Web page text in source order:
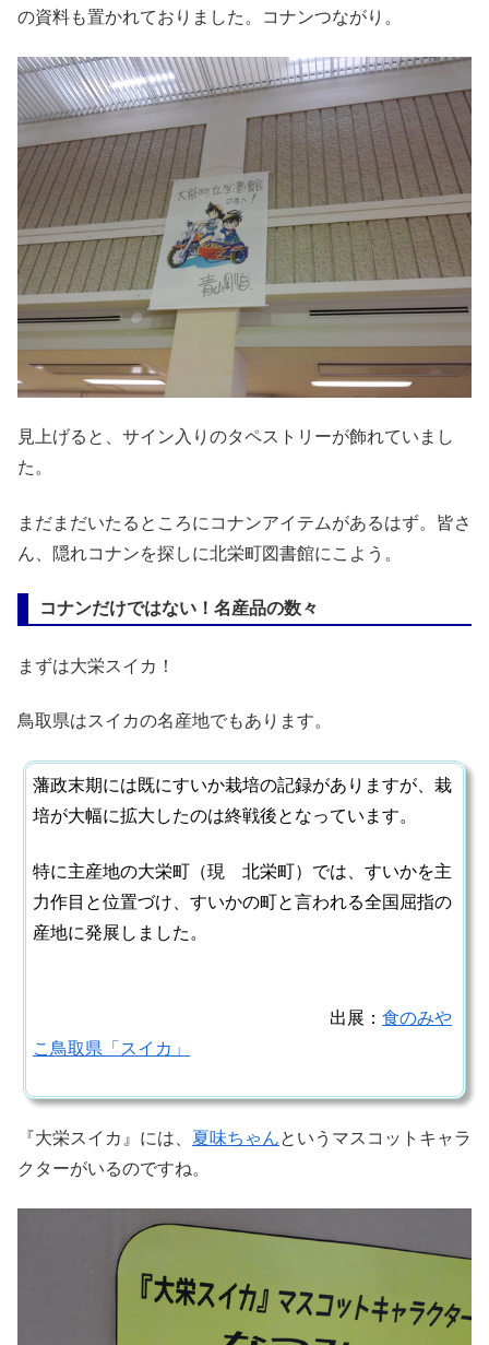
の資料も置かれておりました。コナンつながり。
見上げると、サイン入りのタペストリーが飾れていまし
た。
まだまだいたるところにコナンアイテムがあるはず。皆さ
ん、隠れコナンを探しに北栄町図書館にこよう。
コナンだけではない！名産品の数々
まずは大栄スイカ！
鳥取県はスイカの名産地でもあります。
藩政末期には既にすいか栽培の記録がありますが、栽
培が大幅に拡大したのは終戦後となっています。
特に主産地の大栄町（現 北栄町）では、すいかを主
力作目と位置づけ、すいかの町と言われる全国屈指の
産地に発展しました。
出展： 食のみや
こ鳥取県「スイカ」
『大栄スイカ』には、 夏味ちゃんというマスコットキャラ
クターがいるのですね。